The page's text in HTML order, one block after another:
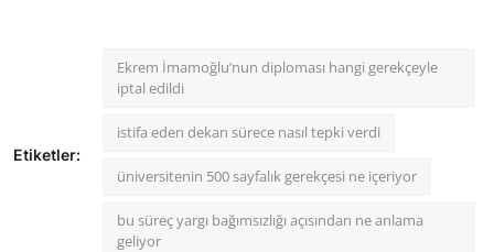
Etiketler:
Ekrem İmamoğlu’nun diploması hangi gerekçeyle
iptal edildi
istifa eden dekan sürece nasıl tepki verdi
üniversitenin 500 sayfalık gerekçesi ne içeriyor
bu süreç yargı bağımsızlığı açısından ne anlama
geliyor